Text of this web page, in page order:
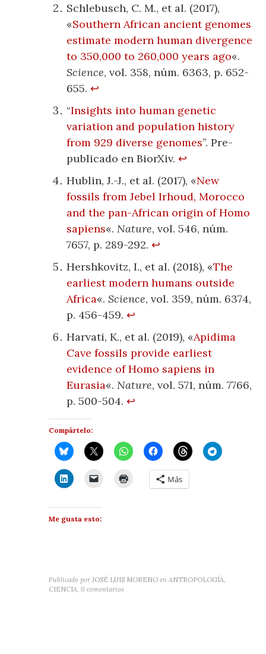
Schlebusch, C. M., et al. (2017),
«Southern African ancient genomes
estimate modern human divergence
to 350,000 to 260,000 years ago«.
Science, vol. 358, núm. 6363, p. 652-
655.↩
“Insights into human genetic
variation and population history
from 929 diverse genomes”. Pre-
publicado en BiorXiv.↩
Hublin, J.-J., et al. (2017), «New
fossils from Jebel Irhoud, Morocco
and the pan-African origin of Homo
sapiens«. Nature, vol. 546, núm.
7657, p. 289-292.↩
Hershkovitz, I., et al. (2018), «The
earliest modern humans outside
Africa«.Science, vol. 359, núm. 6374,
p. 456-459.↩
Harvati, K., et al. (2019), «Apidima
Cave fossils provide earliest
evidence of Homo sapiens in
Eurasia«. Nature, vol. 571, núm. 7766,
p. 500-504.↩
Compártelo:
Más
Me gusta esto:
Publicado por JOSÉ LUIS MORENO en ANTROPOLOGÍA,
CIENCIA,0 comentarios